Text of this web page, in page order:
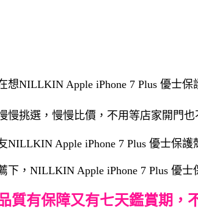
想NILLKIN Apple iPhone 7 Plus 優士
慢挑選，慢慢比價，不用等店家開門
NILLKIN Apple iPhone 7 Plus 優士保
下，NILLKIN Apple iPhone 7 Plus 優
質有保障又有七天鑑賞期，